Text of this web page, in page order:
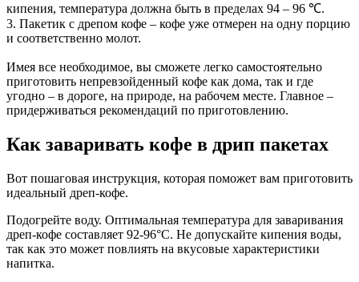
кипения, температура должна быть в пределах 94 – 96 ℃.
3. Пакетик с дрепом кофе – кофе уже отмерен на одну порцию
и соответственно молот.
Имея все необходимое, вы сможете легко самостоятельно
приготовить непревзойденный кофе как дома, так и где
угодно – в дороге, на природе, на рабочем месте. Главное –
придерживаться рекомендаций по приготовлению.
Как заваривать кофе в дрип пакетах
Вот пошаговая инструкция, которая поможет вам приготовить
идеальный дреп-кофе.
Подогрейте воду. Оптимальная температура для заваривания
дреп-кофе составляет 92-96°C. Не допускайте кипения воды,
так как это может повлиять на вкусовые характеристики
напитка.